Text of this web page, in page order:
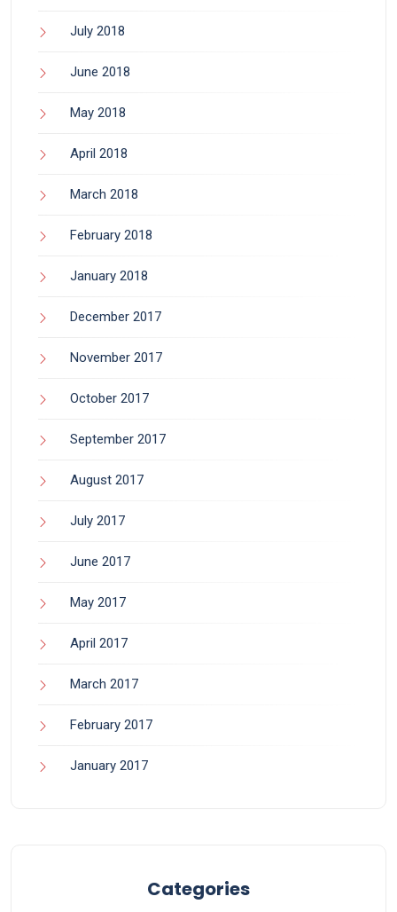
July 2018
June 2018
May 2018
April 2018
March 2018
February 2018
January 2018
December 2017
November 2017
October 2017
September 2017
August 2017
July 2017
June 2017
May 2017
April 2017
March 2017
February 2017
January 2017
Categories